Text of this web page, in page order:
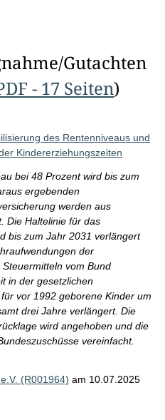
Gutachten
- 17 Seiten)
des Rentenniveaus und
Kindererziehungszeiten
bei 48 Prozent wird bis zum
ergebenden
werden aus
Die Haltelinie für das
bis zum Jahr 2031 verlängert
der
vom Bund
in der gesetzlichen
vor 1992 geborene Kinder um
drei Jahre verlängert. Die
wird angehoben und die
vereinfacht.
(R001964) am 10.07.2025